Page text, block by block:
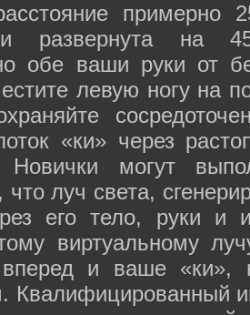
примерно
развернута на
обе ваши руки от
левую ногу на
«ки» через
могут
что луч света,
его тело, руки и
виртуальному
и ваше «ки»,
Квалифицированный